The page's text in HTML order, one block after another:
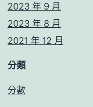
2023 年 9 月
2023 年 8 月
2021 年 12 月
分類
分數